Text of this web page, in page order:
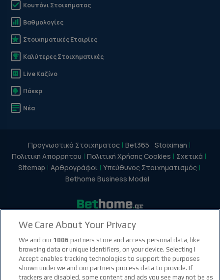
Κουπόνι Στοιχήματος
Βαθμολογίες
Στοιχηματικές Εταιρίες
Καλύτερες Στοιχηματικές
Live Καζίνο
Πόκερ
Νέα
Προγνωστικά Στοιχήματος Bet365
Stoiximan
Πολιτική Απορρήτου
Πολιτική Χρήσης Cookies
Σχετικά
Sitemap
Αρθρογράφοι
Υπεύθυνος Στοιχηματισμός
Bethome Business Model
instagram social link
youtube social link
tiktok social link
twitter social link
We Care About Your Privacy
We and our 1006 partners store and access personal data, like
browsing data or unique identifiers, on your device. Selecting I
Accept enables tracking technologies to support the purposes
shown under we and our partners process data to provide. If
trackers are disabled, some content and ads you see may not be as